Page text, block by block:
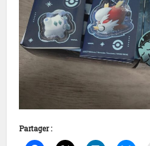
Partager :